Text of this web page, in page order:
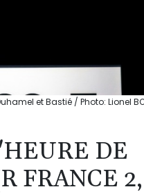
et Bastié / Photo: Lionel
DE
FRANCE